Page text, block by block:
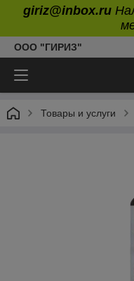
giriz@inbox.ru
ООО "ГИРИЗ"
Товары и услуги